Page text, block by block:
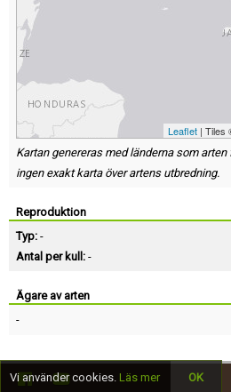
Leaflet | Tiles
Kartan genereras med länderna som
ingen exakt karta över artens utbredning.
Reproduktion
Typ: -
Antal per kull: -
Ägare av arten
-
Vi använder cookies. Läs mer OK